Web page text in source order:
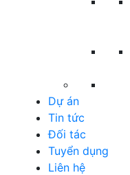
Dự án
Tin tức
Đối tác
Tuyển dụng
Liên hệ